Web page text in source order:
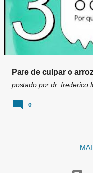
Pare de culpar o
postado por dr. frederico
0